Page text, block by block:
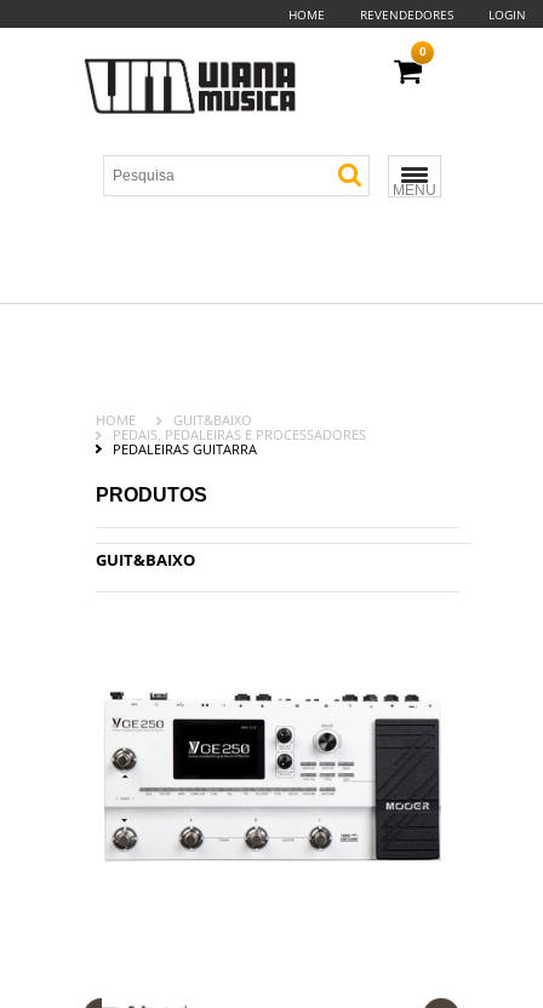
HOME REVENDEDORES LOGIN
MENU
0
HOME
GUIT&BAIXO
PEDAIS, PEDALEIRAS E PROCESSADORES
PEDALEIRAS GUITARRA
PRODUTOS
GUIT&BAIXO